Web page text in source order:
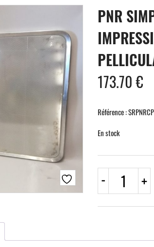
PNR
173.70€
Référence :
En stock
- quantité
PNR
600
+